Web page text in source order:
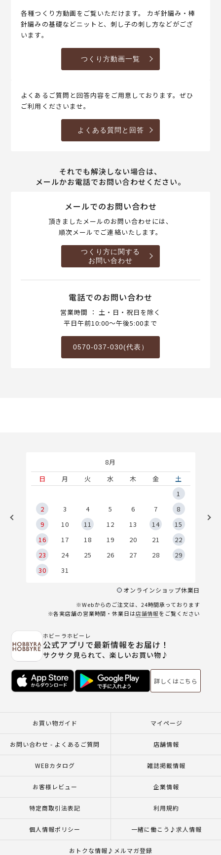
各種つくり方動画をご覧いただけます。 カギ針編み・棒
針編みの基礎などニットと、刺し子の刺し方などがござ
います。
つくり方動画一覧
よくあるご質問と回答内容をご用意しております。ぜひ
ご利用くださいませ。
よくある質問と回答
それでも解決しない場合は、
メールかお電話でお問い合わせください。
メールでのお問い合わせ
頂きましたメールのお問い合わせには、
順次メールでご連絡いたします。
つくり方に関する
お問い合わせ
電話でのお問い合わせ
営業時間 ： 土・日・祝日を除く
平日午前10:00～午後5:00まで
0570-037-030(代表）
8月
日
月 火 水 木 金
土
1
2
3 4 5 6 7
8
9
10 11 12 13 14
15
16
17 18 19 20 21
22
23
24 25 26 27 28
29
30
31
オンラインショップ休業日
※Webからのご注文は、24時間承っております
※各実店舗の営業時間・休業日は店舗情報をご覧ください
ホビーラホビーレ
公式アプリで最新情報をお届け！
サクサク見られて、楽しいお買い物♪
詳しくはこちら
お買い物ガイド マイページ
お問い合わせ - よくあるご質問 店舗情報
WEBカタログ 雑誌掲載情報
お客様レビュー 企業情報
特定商取引法表記 利用規約
個人情報ポリシー 一緒に働こう♪求人情報
おトクな情報♪メルマガ登録